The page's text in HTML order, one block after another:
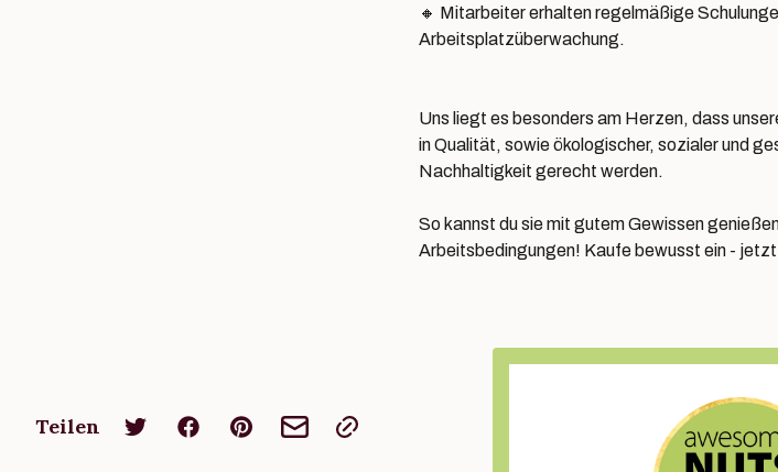
🔸 Mitarbeiter erhalten regelmäßige
Arbeitsplatzüberwachung.
Uns liegt es besonders am Herzen, dass
in Qualität, sowie ökologischer, sozialer und
Nachhaltigkeit gerecht werden.
So kannst du sie mit gutem Gewissen
Arbeitsbedingungen! Kaufe bewusst ein -
Teilen